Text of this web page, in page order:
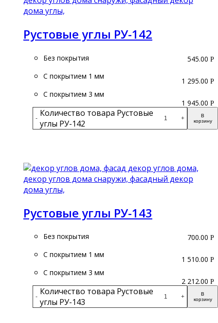
Рустовые углы РУ-142
Без покрытия
С покрытием 1 мм
С покрытием 3 мм
- Количество товара Рустовые
углы РУ-142
+
В
корзину
545.00 Р
1 295.00 Р
1 945.00 Р
Рустовые углы РУ-143
Без покрытия
С покрытием 1 мм
С покрытием 3 мм
- Количество товара Рустовые
углы РУ-143
+
В
корзину
700.00 Р
1 510.00 Р
2 212.00 Р